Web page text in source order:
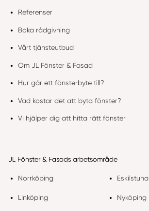
Referenser
Boka rådgivning
Vårt tjänsteutbud
Om JL Fönster & Fasad
Hur går ett fönsterbyte till?
Vad kostar det att byta fönster?
Vi hjälper dig att hitta rätt fönster
JL Fönster & Fasads arbetsområde
Norrköping Eskilstuna
Linköping Nyköping